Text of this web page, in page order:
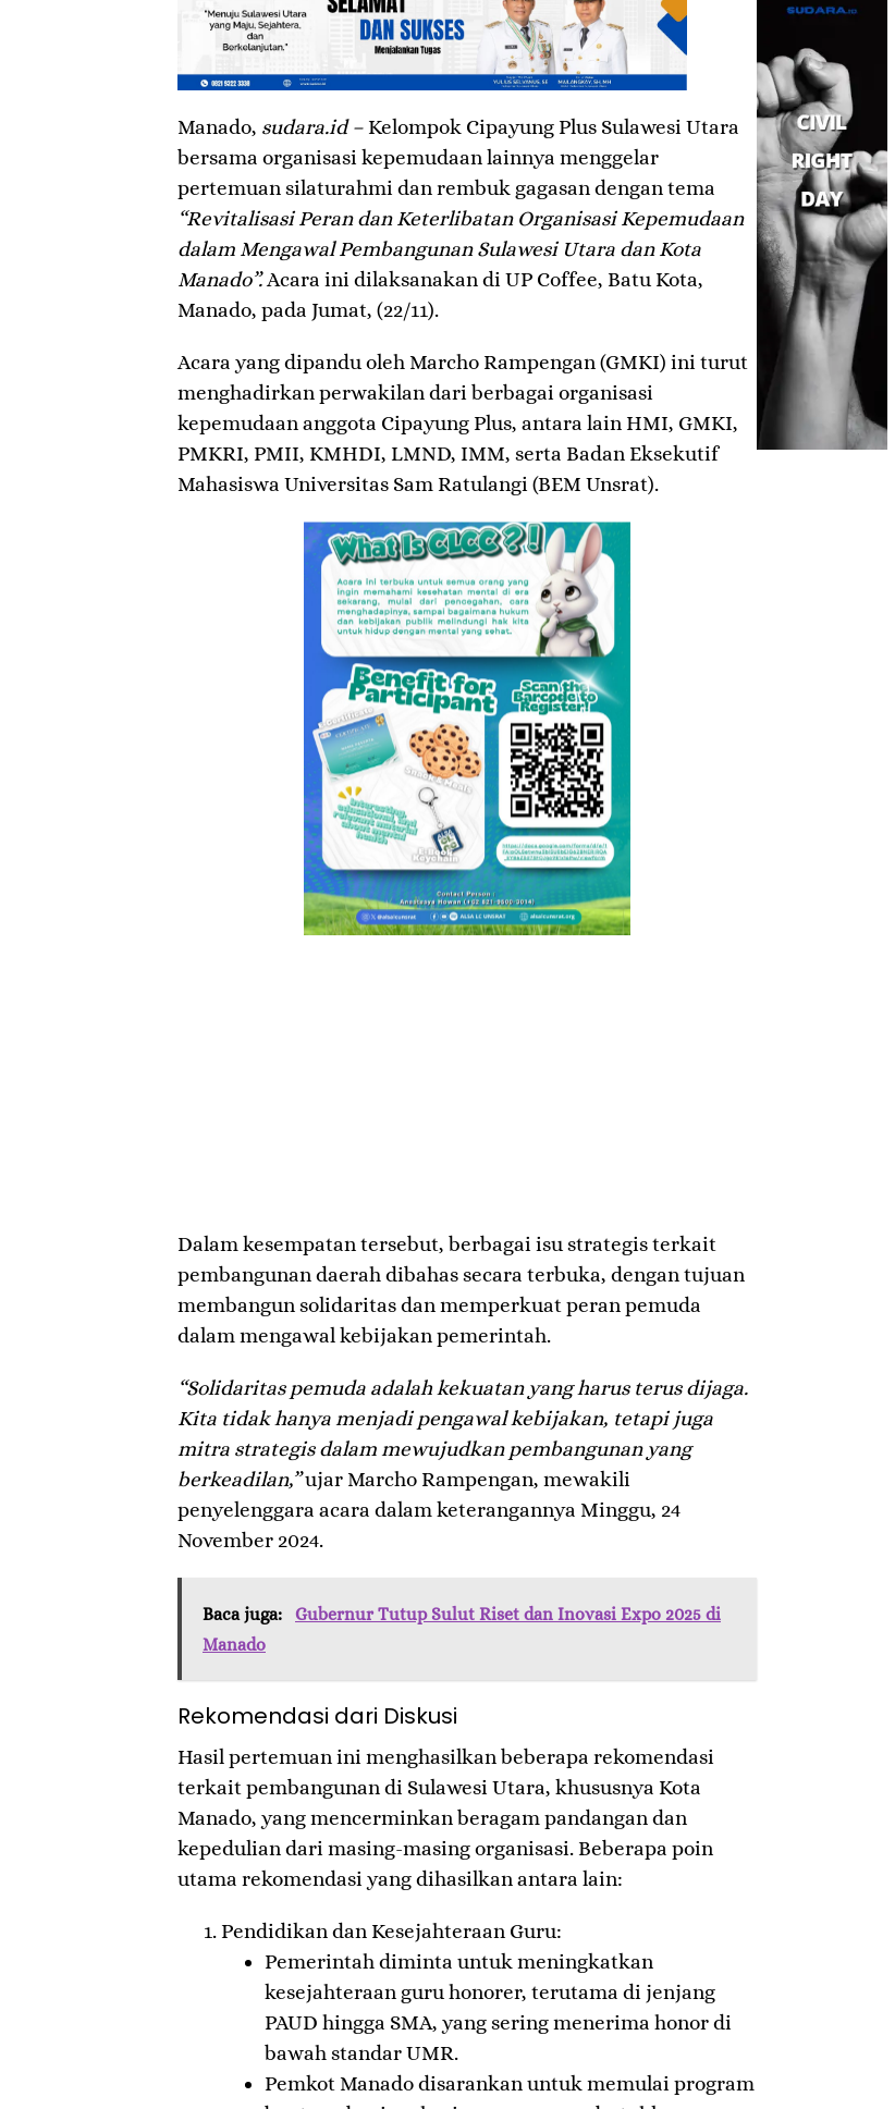
Manado, sudara.id – Kelompok Cipayung Plus Sulawesi Utara
bersama organisasi kepemudaan lainnya menggelar
pertemuan silaturahmi dan rembuk gagasan dengan tema
“Revitalisasi Peran dan Keterlibatan Organisasi Kepemudaan
dalam Mengawal Pembangunan Sulawesi Utara dan Kota
Manado”.Acara ini dilaksanakan di UP Coffee, Batu Kota,
Manado, pada Jumat, (22/11).
Acara yang dipandu oleh Marcho Rampengan (GMKI) ini turut
menghadirkan perwakilan dari berbagai organisasi
kepemudaan anggota Cipayung Plus, antara lain HMI, GMKI,
PMKRI, PMII, KMHDI, LMND, IMM, serta Badan Eksekutif
Mahasiswa Universitas Sam Ratulangi (BEM Unsrat).
Dalam kesempatan tersebut, berbagai isu strategis terkait
pembangunan daerah dibahas secara terbuka, dengan tujuan
membangun solidaritas dan memperkuat peran pemuda
dalam mengawal kebijakan pemerintah.
“Solidaritas pemuda adalah kekuatan yang harus terus dijaga.
Kita tidak hanya menjadi pengawal kebijakan, tetapi juga
mitra strategis dalam mewujudkan pembangunan yang
berkeadilan,”ujar Marcho Rampengan, mewakili
penyelenggara acara dalam keterangannya Minggu, 24
November 2024.
Baca juga:
Gubernur Tutup Sulut Riset dan Inovasi Expo 2025 di
Manado
Rekomendasi dari Diskusi
Hasil pertemuan ini menghasilkan beberapa rekomendasi
terkait pembangunan di Sulawesi Utara, khususnya Kota
Manado, yang mencerminkan beragam pandangan dan
kepedulian dari masing-masing organisasi. Beberapa poin
utama rekomendasi yang dihasilkan antara lain:
Pendidikan dan Kesejahteraan Guru:
Pemerintah diminta untuk meningkatkan
kesejahteraan guru honorer, terutama di jenjang
PAUD hingga SMA, yang sering menerima honor di
bawah standar UMR.
Pemkot Manado disarankan untuk memulai program